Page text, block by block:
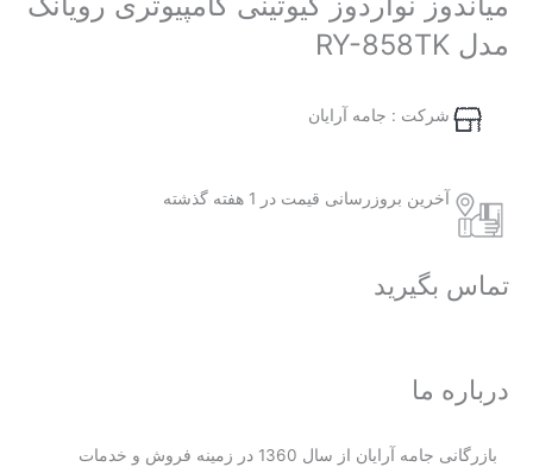
مدل RY-858TK
شرکت : جامه آرایان
آخرین بروزرسانی قیمت در 1 هفته گذشته
تماس بگیرید
درباره ما
بازرگانی جامه آرایان از سال 1360 در زمینه فروش و خدمات